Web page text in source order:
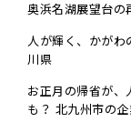
奥浜名湖展望台の
人が輝く、かがわ
川県
お正月の帰省が、
も？ 北九州市の